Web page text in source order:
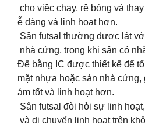
cho việc chạy, rê bóng và
ễ dàng và linh hoạt hơn.
Sân futsal thường được lát
nhà cứng, trong khi sân cỏ
Đế bằng IC được thiết kế để
mặt nhựa hoặc sàn nhà
ám tốt và linh hoạt hơn.
Sân futsal đòi hỏi sự linh
và di chuyển linh hoạt trên